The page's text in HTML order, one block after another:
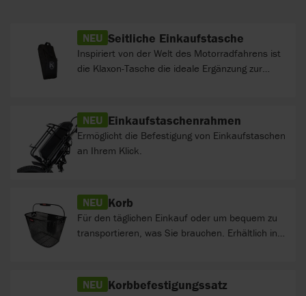
NEU Seitliche Einkaufstasche
Inspiriert von der Welt des Motorradfahrens ist
die Klaxon-Tasche die ideale Ergänzung zur
NEU Einkaufstaschenrahmen
Ermöglicht die Befestigung von Einkaufstaschen
an Ihrem Klick.
NEU Korb
Für den täglichen Einkauf oder um bequem zu
transportieren, was Sie brauchen. Erhältlich in
NEU Korbbefestigungssatz